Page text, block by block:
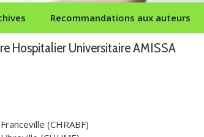
Recommandations aux auteurs
Hospitalier Universitaire AMISSA
(CHRABF)